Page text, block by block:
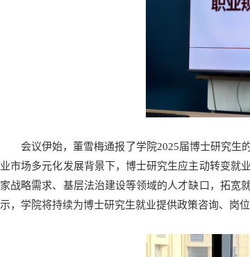
会议伊始，董雪梅通报了学院2025届博士研究生
业市场多元化发展背景下，博士研究生应主动转变就
家战略需求、基层法治建设等领域的人才缺口，拓宽
示，学院将持续为博士研究生就业提供政策咨询、岗